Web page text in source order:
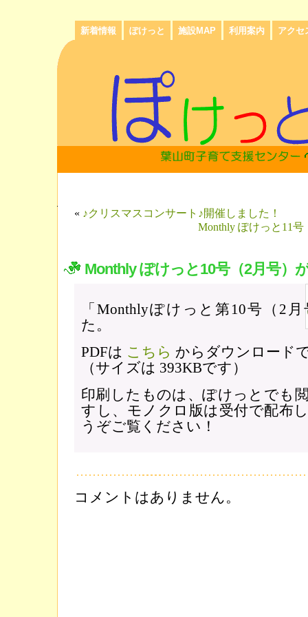
新着情報 ぽけっと 施設MAP 利用案内 アクセ
« ♪クリスマスコンサート♪開催しました！
Monthly ぽけっと11
Monthly ぽけっと10号（2月号）
「Monthlyぽけっと第10号（2
た。
PDFは こちら からダウンロード
（サイズは 393KBです）
印刷したものは、ぽけっとでも
すし、モノクロ版は受付で配布
うぞご覧ください！
コメントはありません。